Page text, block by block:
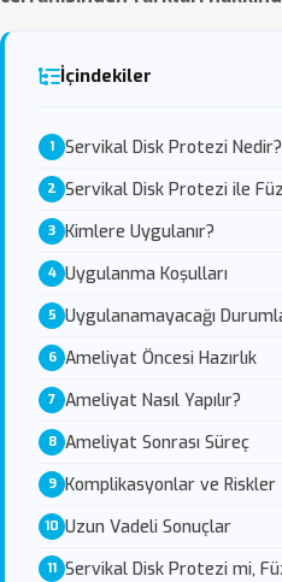
İçindekiler
Servikal Disk Protezi Nedir?
Servikal Disk Protezi ile
Kimlere Uygulanır?
Uygulanma Koşulları
Uygulanamayacağı
Ameliyat Öncesi Hazırlık
Ameliyat Nasıl Yapılır?
Ameliyat Sonrası Süreç
Komplikasyonlar ve Riskler
Uzun Vadeli Sonuçlar
Servikal Disk Protezi mi,